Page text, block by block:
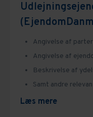
Angivelse af
Angivelse af
Beskrivelse af
Samt andre
Læs mere